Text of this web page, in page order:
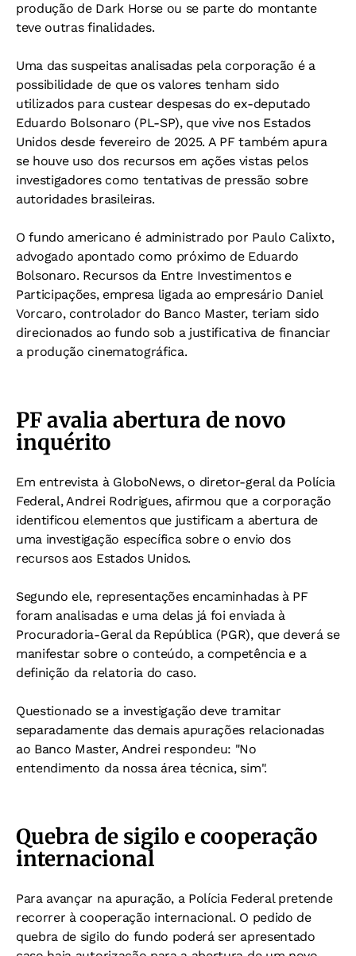
produção de Dark Horse ou se parte do montante
teve outras finalidades.
Uma das suspeitas analisadas pela corporação é a
possibilidade de que os valores tenham sido
utilizados para custear despesas do ex-deputado
Eduardo Bolsonaro (PL-SP), que vive nos Estados
Unidos desde fevereiro de 2025. A PF também apura
se houve uso dos recursos em ações vistas pelos
investigadores como tentativas de pressão sobre
autoridades brasileiras.
O fundo americano é administrado por Paulo Calixto,
advogado apontado como próximo de Eduardo
Bolsonaro. Recursos da Entre Investimentos e
Participações, empresa ligada ao empresário Daniel
Vorcaro, controlador do Banco Master, teriam sido
direcionados ao fundo sob a justificativa de financiar
a produção cinematográfica.
PF avalia abertura de novo
inquérito
Em entrevista à GloboNews, o diretor-geral da Polícia
Federal, Andrei Rodrigues, afirmou que a corporação
identificou elementos que justificam a abertura de
uma investigação específica sobre o envio dos
recursos aos Estados Unidos.
Segundo ele, representações encaminhadas à PF
foram analisadas e uma delas já foi enviada à
Procuradoria-Geral da República (PGR), que deverá se
manifestar sobre o conteúdo, a competência e a
definição da relatoria do caso.
Questionado se a investigação deve tramitar
separadamente das demais apurações relacionadas
ao Banco Master, Andrei respondeu: "No
entendimento da nossa área técnica, sim".
Quebra de sigilo e cooperação
internacional
Para avançar na apuração, a Polícia Federal pretende
recorrer à cooperação internacional. O pedido de
quebra de sigilo do fundo poderá ser apresentado